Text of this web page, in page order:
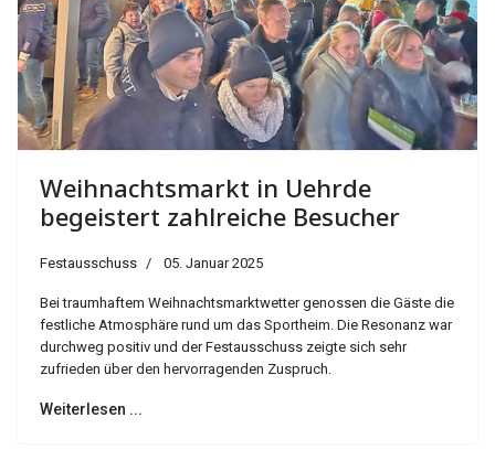
Weihnachtsmarkt in Uehrde
begeistert zahlreiche Besucher
Festausschuss 05. Januar 2025
Bei traumhaftem Weihnachtsmarktwetter genossen die Gäste die
festliche Atmosphäre rund um das Sportheim. Die Resonanz war
durchweg positiv und der Festausschuss zeigte sich sehr
zufrieden über den hervorragenden Zuspruch.
Weiterlesen ...